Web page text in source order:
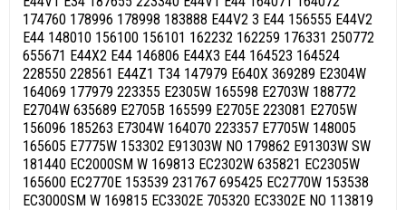
174760 178996 178998 183888 E44V2 3 E44 156555 E44V2
E44 148010 156100 156101 162232 162259 176331 250772
655671 E44X2 E44 146806 E44X3 E44 164523 164524
228550 228561 E44Z1 T34 147979 E640X 369289 E2304W
164069 177979 223355 E2305W 165598 E2703W 188772
E2704W 635689 E2705B 165599 E2705E 223081 E2705W
156096 185263 E7304W 164070 223357 E7705W 148005
165605 E7775W 153302 E91303W NO 179862 E91303W SW
181440 EC2000SM W 169813 EC2302W 635821 EC2305W
165600 EC2770E 153539 231767 695425 EC2770W 153538
EC3000SM W 169815 EC3302E 705320 EC3302E NO 113819